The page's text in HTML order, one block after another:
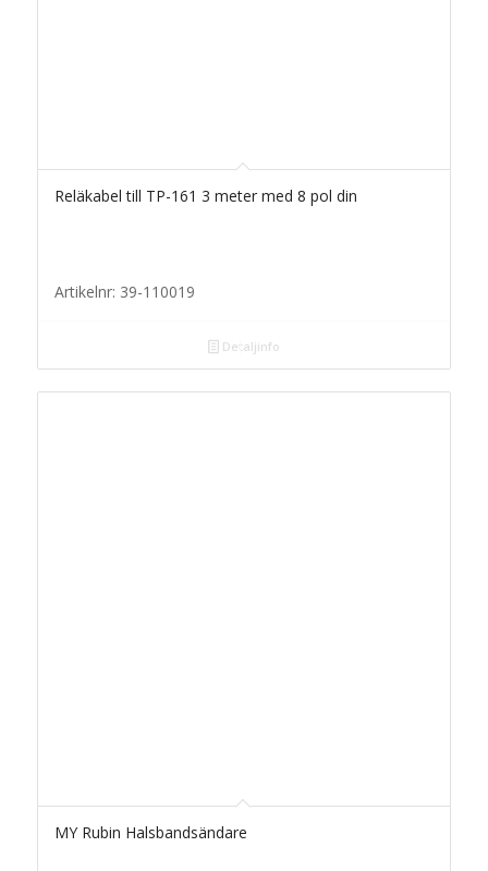
Reläkabel till TP-161 3 meter med 8 pol din
Artikelnr: 39-110019
Detaljinfo
MY Rubin Halsbandsändare